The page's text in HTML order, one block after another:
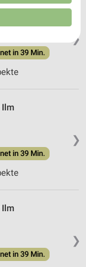
❯
in 39 Min.
❯
Ilm
in 39 Min.
❯
Ilm
in 39 Min.
und in die